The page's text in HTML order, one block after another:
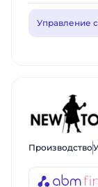
Управление
Производство